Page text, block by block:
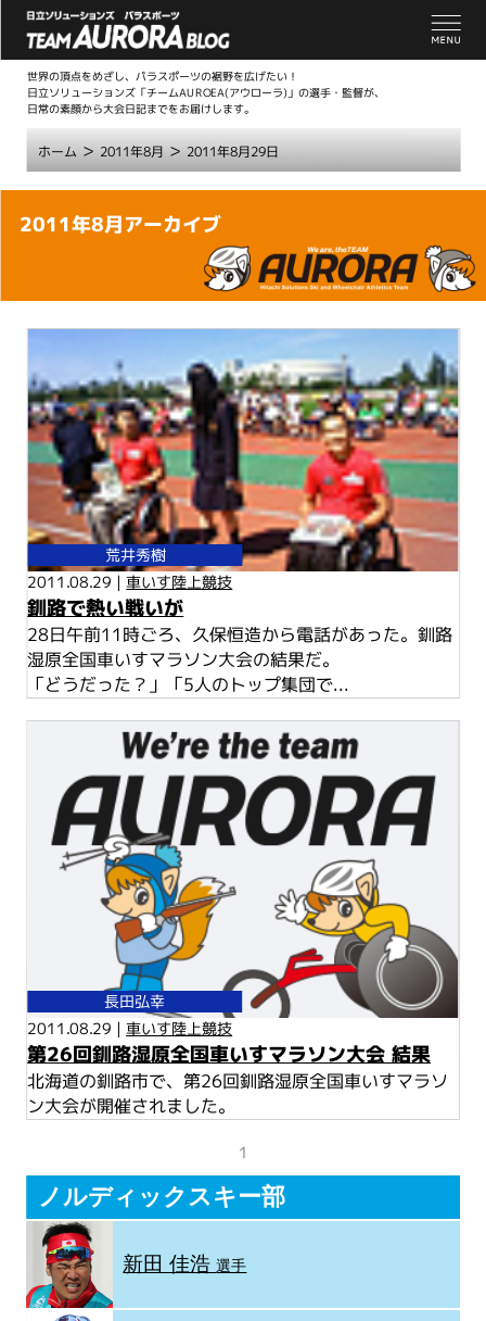
世界の頂点をめざし、パラスポーツの裾野を広げたい！
日立ソリューションズ「チームAUROEA(アウローラ)」の選手・監督が、
日常の素顔から大会日記までをお届けします。
ホーム> 2011年8月 > 2011年8月29日
本
2011年8月アーカイブ
荒井秀樹
2011.08.29 |車いす陸上競技
釧路で熱い戦いが
28日午前11時ごろ、久保恒造から電話があった。釧路
湿原全国車いすマラソン大会の結果だ。
「どうだった？」「5人のトップ集団で...
長田弘幸
2011.08.29 |車いす陸上競技
第26回釧路湿原全国車いすマラソン大会 結果
北海道の釧路市で、第26回釧路湿原全国車いすマラソ
ン大会が開催されました。
1
ノルディックスキー部
新田 佳浩選手